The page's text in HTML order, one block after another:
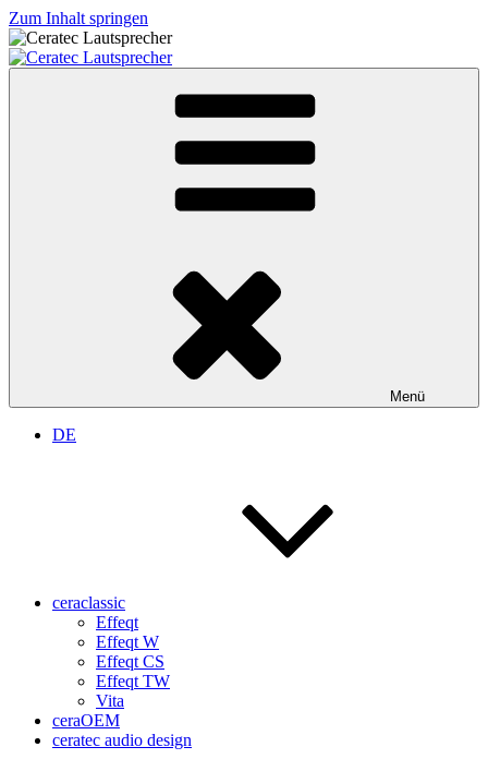
Zum Inhalt springen
Lautsprechermanufaktur
Menü
DE
ceraclassic
Effeqt
Effeqt W
Effeqt CS
Effeqt TW
Vita
ceraOEM
ceratec audio design